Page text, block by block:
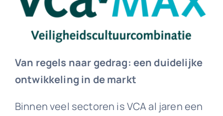
Van regels naar gedrag: een duidelijke
ontwikkeling in de markt
Binnen veel sectoren is VCA al jaren een